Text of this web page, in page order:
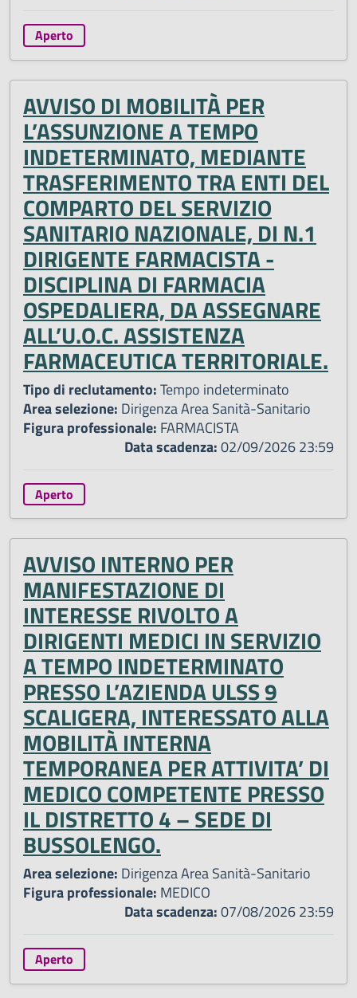
Aperto
AVVISO DI MOBILITÀ PER
L’ASSUNZIONE A TEMPO
INDETERMINATO, MEDIANTE
TRASFERIMENTO TRA ENTI DEL
COMPARTO DEL SERVIZIO
SANITARIO NAZIONALE, DI N.1
DIRIGENTE FARMACISTA -
DISCIPLINA DI FARMACIA
OSPEDALIERA, DA ASSEGNARE
ALL’U.O.C. ASSISTENZA
FARMACEUTICA TERRITORIALE.
Tipo di reclutamento:Tempo indeterminato
Area selezione: Dirigenza Area Sanità-Sanitario
Figura professionale: FARMACISTA
Data scadenza:02/09/2026 23:59
Aperto
AVVISO INTERNO PER
MANIFESTAZIONE DI
INTERESSE RIVOLTO A
DIRIGENTI MEDICI IN SERVIZIO
A TEMPO INDETERMINATO
PRESSO L’AZIENDA ULSS 9
SCALIGERA, INTERESSATO ALLA
MOBILITÀ INTERNA
TEMPORANEA PER ATTIVITA’ DI
MEDICO COMPETENTE PRESSO
IL DISTRETTO 4 – SEDE DI
BUSSOLENGO.
Area selezione: Dirigenza Area Sanità-Sanitario
Figura professionale: MEDICO
Data scadenza:07/08/2026 23:59
Aperto